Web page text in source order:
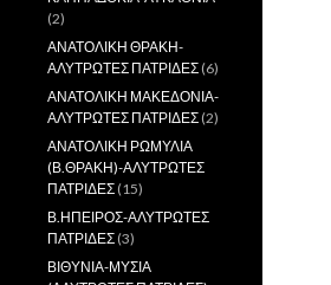
(2)
ΑΝΑΤΟΛΙΚΗ ΘΡΑΚΗ-
ΑΛΥΤΡΩΤΕΣ ΠΑΤΡΙΔΕΣ (6)
ΑΝΑΤΟΛΙΚΗ ΜΑΚΕΔΟΝΙΑ-
ΑΛΥΤΡΩΤΕΣ ΠΑΤΡΙΔΕΣ (2)
ΑΝΑΤΟΛΙΚΗ ΡΩΜΥΛΙΑ
(Β.ΘΡΑΚΗ)-ΑΛΥΤΡΩΤΕΣ
ΠΑΤΡΙΔΕΣ (15)
Β.ΗΠΕΙΡΟΣ-ΑΛΥΤΡΩΤΕΣ
ΠΑΤΡΙΔΕΣ (3)
ΒΙΘΥΝΙΑ-ΜΥΣΙΑ